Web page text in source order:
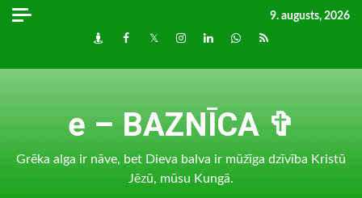
Skip
9. augusts, 2026
DraugiemFacebook
TwitterInstagram
LinkedInwhatsapp
RSS
e – BAZNĪCA ✞
Grēka alga ir nāve, bet Dieva balva ir mūžīga dzīvība Kristū
Jēzū, mūsu Kungā.